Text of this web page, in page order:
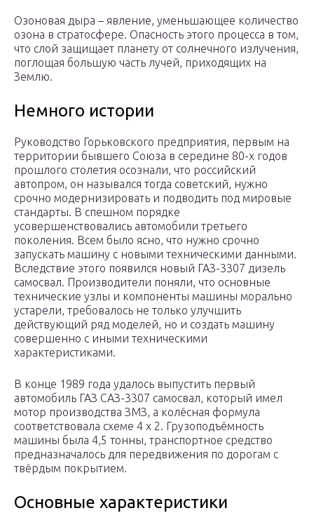
Озоновая дыра – явление, уменьшающее количество
озона в стратосфере. Опасность этого процесса в том,
что слой защищает планету от солнечного излучения,
поглощая большую часть лучей, приходящих на
Землю.
Немного истории
Руководство Горьковского предприятия, первым на
территории бывшего Союза в середине 80-х годов
прошлого столетия осознали, что российский
автопром, он назывался тогда советский, нужно
срочно модернизировать и подводить под мировые
стандарты. В спешном порядке
усовершенствовались автомобили третьего
поколения. Всем было ясно, что нужно срочно
запускать машину с новыми техническими данными.
Вследствие этого появился новый ГАЗ-3307 дизель
самосвал. Производители поняли, что основные
технические узлы и компоненты машины морально
устарели, требовалось не только улучшить
действующий ряд моделей, но и создать машину
совершенно с иными техническими
характеристиками.
В конце 1989 года удалось выпустить первый
автомобиль ГАЗ САЗ-3307 самосвал, который имел
мотор производства ЗМЗ, а колёсная формула
соответствовала схеме 4 х 2. Грузоподъёмность
машины была 4,5 тонны, транспортное средство
предназначалось для передвижения по дорогам с
твёрдым покрытием.
Основные характеристики